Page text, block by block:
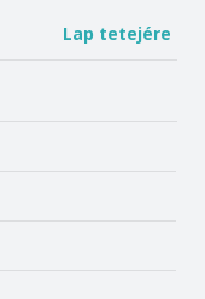
Lap tetejére